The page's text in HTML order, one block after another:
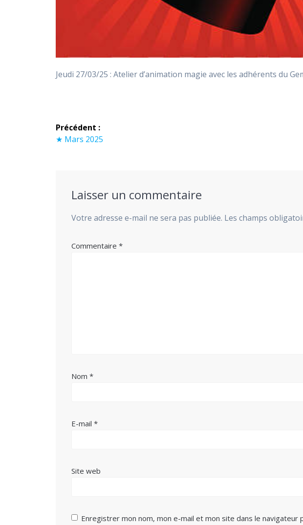
Jeudi 27/03/25 : Atelier d’animation magie avec les adhérents du
Navigation
de
Précédent :
Article
★ Mars 2025
Laisser un commentaire
Votre adresse e-mail ne sera pas publiée. Les champs
Commentaire*
Nom*
E-mail*
Site web
Enregistrer mon nom, mon e-mail et mon site dans le navigateur